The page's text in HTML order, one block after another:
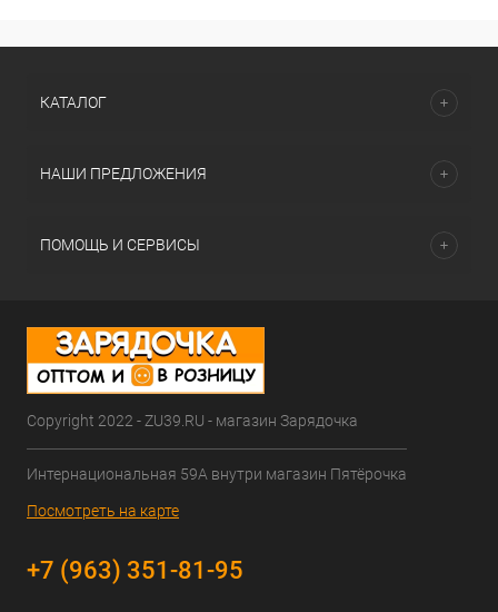
КАТАЛОГ
НАШИ ПРЕДЛОЖЕНИЯ
ПОМОЩЬ И СЕРВИСЫ
Copyright 2022 - ZU39.RU - магазин Зарядочка
Интернациональная 59А внутри магазин Пятёрочка
Посмотреть на карте
+7 (963) 351-81-95